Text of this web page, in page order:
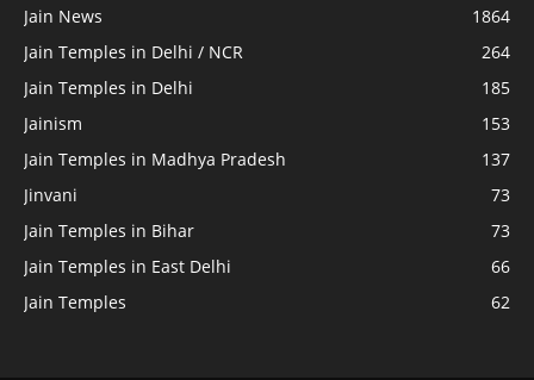
Jain News
1864
Jain Temples in Delhi / NCR
264
Jain Temples in Delhi
185
Jainism
153
Jain Temples in Madhya Pradesh
137
Jinvani
73
Jain Temples in Bihar
73
Jain Temples in East Delhi
66
Jain Temples
62